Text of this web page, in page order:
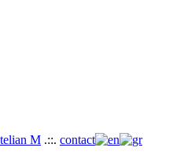
M .::. contact